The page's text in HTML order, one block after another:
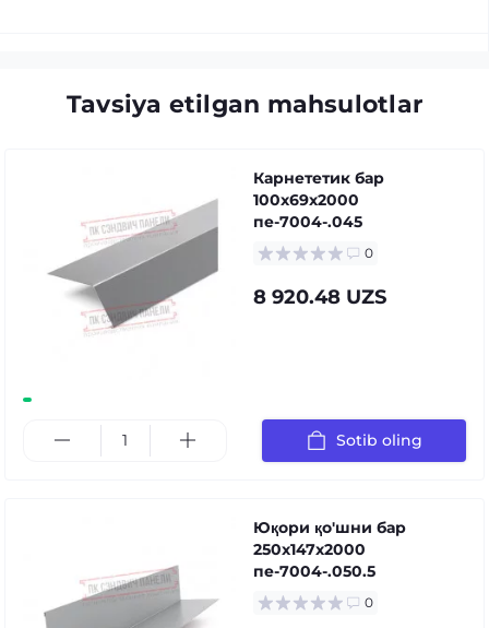
Tavsiya etilgan mahsulotlar
Карнететик бар
100x69x2000
пе-7004-.045
0
8 920.48 UZS
Sotib oling
Юқори қо'шни бар
250x147x2000
пе-7004-.050.5
0